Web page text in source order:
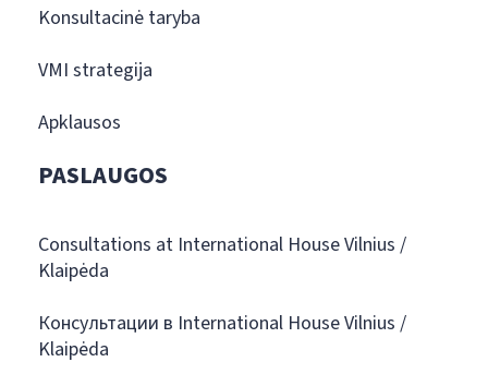
Konsultacinė taryba
VMI strategija
Apklausos
PASLAUGOS
Consultations at International House Vilnius /
Klaipėda
Консультации в International House Vilnius /
Klaipėda